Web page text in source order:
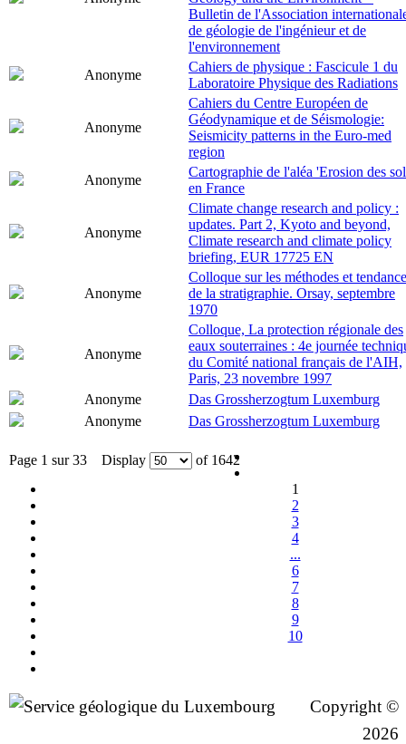
Bulletin de l'Association
de géologie de l'ingénieur et de
l'environnement
Anonyme
Cahiers de physique : Fascicule 1 du
Laboratoire Physique des Radiations
Anonyme
Cahiers du Centre Européen de
Géodynamique et de Séismologie:
Seismicity patterns in the Euro-med
region
Anonyme
Cartographie de l'aléa 'Erosion des
en France
Anonyme
Climate change research and policy :
updates. Part 2, Kyoto and beyond,
Climate research and climate policy
briefing, EUR 17725 EN
Anonyme
Colloque sur les méthodes et
de la stratigraphie. Orsay, septembre
1970
Anonyme
Colloque, La protection régionale des
eaux souterraines : 4e journée
du Comité national français de l'AIH,
Paris, 23 novembre 1997
Anonyme
Das Grossherzogtum Luxemburg
Anonyme
Das Grossherzogtum Luxemburg
Page 1 sur 33 Display
of 1642
1
2
3
4
...
6
7
8
9
10
Copyright ©
2026